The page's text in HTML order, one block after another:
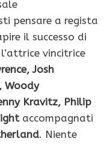
pensare a regista
il successo di
vincitrice
Josh
Woody
Kravitz, Philip
accompagnati
. Niente